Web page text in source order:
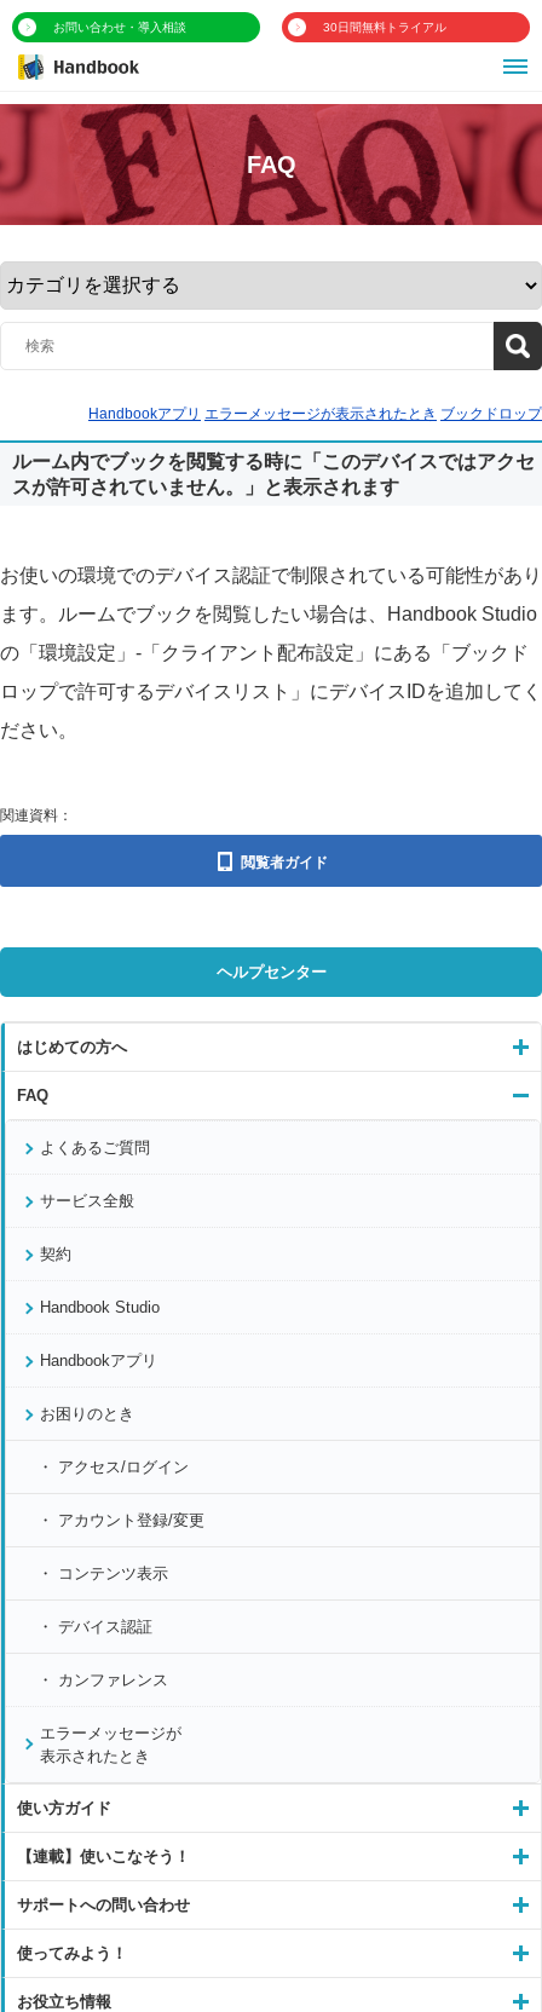
お問い合わせ・導入相談 30日間無料トライアル
FAQ
Handbookアプリ エラーメッセージが表示されたとき ブックドロップ
ルーム内でブックを閲覧する時に「このデバイスではアクセ
スが許可されていません。」と表示されます
お使いの環境でのデバイス認証で制限されている可能性があり
ます。ルームでブックを閲覧したい場合は、Handbook Studio
の「環境設定」-「クライアント配布設定」にある「ブックド
ロップで許可するデバイスリスト」にデバイスIDを追加してく
ださい。
関連資料：
閲覧者ガイド
ヘルプセンター
はじめての方へ
FAQ
よくあるご質問
サービス全般
契約
Handbook Studio
Handbookアプリ
お困りのとき
アクセス/ログイン
アカウント登録/変更
コンテンツ表示
デバイス認証
カンファレンス
エラーメッセージが
表示されたとき
使い方ガイド
【連載】使いこなそう！
サポートへの問い合わせ
使ってみよう！
お役立ち情報